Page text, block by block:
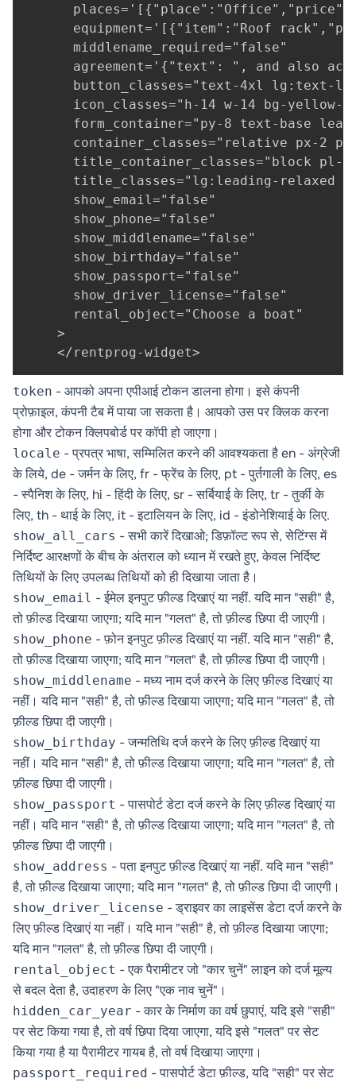
equipment='[{"item":"Roof
      middlename_required="false"
agreement='{"text": ", and also
button_classes="text-4xl lg:text-
icon_classes="h-14 w-14 bg-yellow-
form_container="py-8 text-base
container_classes="relative px-2
title_container_classes="block pl-
title_classes="lg:leading-relaxed
      show_email="false"
      show_phone="false"
      show_middlename="false"
      show_birthday="false"
      show_passport="false"
      show_driver_license="false"
      rental_object="Choose a boat"
    >
    </rentprog-widget>
token - आपको अपना एपीआई टोकन डालना होगा। इसे कंपनी
प्रोफ़ाइल, कंपनी टैब में पाया जा सकता है। आपको उस पर क्लिक करना
होगा और टोकन क्लिपबोर्ड पर कॉपी हो जाएगा।
locale - प्रपत्र भाषा, सम्मिलित करने की आवश्यकता है en - अंग्रेजी
के लिये, de - जर्मन के लिए, fr - फ्रेंच के लिए, pt - पुर्तगाली के लिए, es
- स्पैनिश के लिए, hi - हिंदी के लिए, sr - सर्बियाई के लिए, tr - तुर्की के
लिए, th - थाई के लिए, it - इटालियन के लिए, id - इंडोनेशियाई के लिए.
show_all_cars - सभी कारें दिखाओ; डिफ़ॉल्ट रूप से, सेटिंग्स में
निर्दिष्ट आरक्षणों के बीच के अंतराल को ध्यान में रखते हुए, केवल निर्दिष्ट
तिथियों के लिए उपलब्ध तिथियों को ही दिखाया जाता है।
show_email - ईमेल इनपुट फ़ील्ड दिखाएं या नहीं. यदि मान "सही" है,
तो फ़ील्ड दिखाया जाएगा; यदि मान "गलत" है, तो फ़ील्ड छिपा दी जाएगी।
show_phone - फ़ोन इनपुट फ़ील्ड दिखाएं या नहीं. यदि मान "सही" है,
तो फ़ील्ड दिखाया जाएगा; यदि मान "गलत" है, तो फ़ील्ड छिपा दी जाएगी।
show_middlename - मध्य नाम दर्ज करने के लिए फ़ील्ड दिखाएं या
नहीं। यदि मान "सही" है, तो फ़ील्ड दिखाया जाएगा; यदि मान "गलत" है, तो
फ़ील्ड छिपा दी जाएगी।
show_birthday - जन्मतिथि दर्ज करने के लिए फ़ील्ड दिखाएं या
नहीं। यदि मान "सही" है, तो फ़ील्ड दिखाया जाएगा; यदि मान "गलत" है, तो
फ़ील्ड छिपा दी जाएगी।
show_passport - पासपोर्ट डेटा दर्ज करने के लिए फ़ील्ड दिखाएं या
नहीं। यदि मान "सही" है, तो फ़ील्ड दिखाया जाएगा; यदि मान "गलत" है, तो
फ़ील्ड छिपा दी जाएगी।
show_address - पता इनपुट फ़ील्ड दिखाएं या नहीं. यदि मान "सही"
है, तो फ़ील्ड दिखाया जाएगा; यदि मान "गलत" है, तो फ़ील्ड छिपा दी जाएगी।
show_driver_license - ड्राइवर का लाइसेंस डेटा दर्ज करने के
लिए फ़ील्ड दिखाएं या नहीं। यदि मान "सही" है, तो फ़ील्ड दिखाया जाएगा;
यदि मान "गलत" है, तो फ़ील्ड छिपा दी जाएगी।
rental_object - एक पैरामीटर जो "कार चुनें" लाइन को दर्ज मूल्य
से बदल देता है, उदाहरण के लिए "एक नाव चुनें"।
hidden_car_year - कार के निर्माण का वर्ष छुपाएं, यदि इसे "सही"
पर सेट किया गया है, तो वर्ष छिपा दिया जाएगा, यदि इसे "गलत" पर सेट
किया गया है या पैरामीटर गायब है, तो वर्ष दिखाया जाएगा।
passport_required - पासपोर्ट डेटा फ़ील्ड, यदि "सही" पर सेट